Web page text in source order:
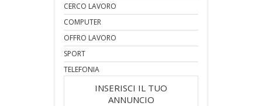
CERCO LAVORO
COMPUTER
OFFRO LAVORO
SPORT
TELEFONIA
INSERISCI IL TUO
ANNUNCIO